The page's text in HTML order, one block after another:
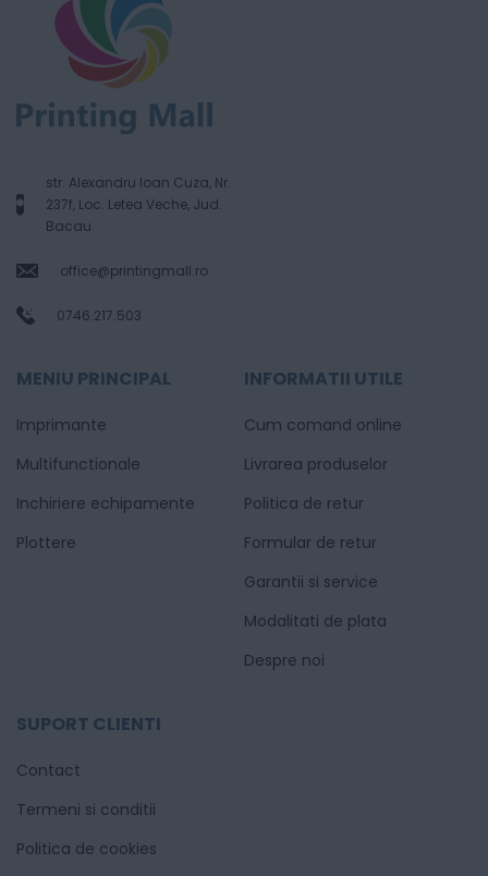
str. Alexandru Ioan Cuza, Nr.
237f, Loc. Letea Veche, Jud.
Bacau
office@printingmall.ro
0746.217.503
MENIU PRINCIPAL
Imprimante
Multifunctionale
Inchiriere echipamente
Plottere
INFORMATII UTILE
Cum comand online
Livrarea produselor
Politica de retur
Formular de retur
Garantii si service
Modalitati de plata
Despre noi
SUPORT CLIENTI
Contact
Termeni si conditii
Politica de cookies